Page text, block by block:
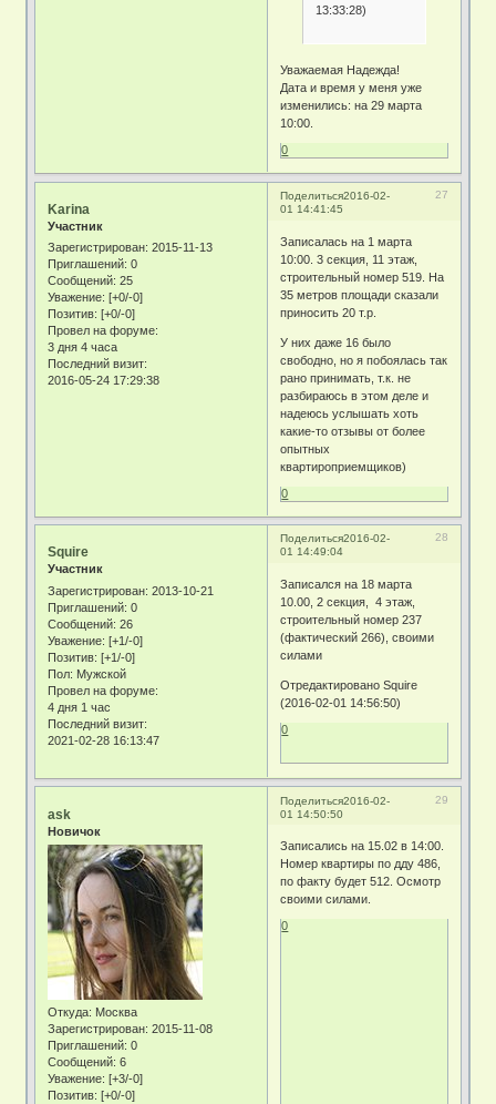
13:33:28)
Уважаемая Надежда!
Дата и время у меня уже
изменились: на 29 марта
10:00.
0
Поделиться 27
2016-02-
01 14:41:45
Karina
Участник
Зарегистрирован: 2015-11-13
Приглашений: 0
Сообщений: 25
Уважение: [+0/-0]
Позитив: [+0/-0]
Провел на форуме:
3 дня 4 часа
Последний визит:
2016-05-24 17:29:38
Записалась на 1 марта
10:00. 3 секция, 11 этаж,
строительный номер 519. На
35 метров площади сказали
приносить 20 т.р.
У них даже 16 было
свободно, но я побоялась так
рано принимать, т.к. не
разбираюсь в этом деле и
надеюсь услышать хоть
какие-то отзывы от более
опытных
квартироприемщиков)
0
Поделиться 28
2016-02-
01 14:49:04
Squire
Участник
Зарегистрирован: 2013-10-21
Приглашений: 0
Сообщений: 26
Уважение: [+1/-0]
Позитив: [+1/-0]
Пол: Мужской
Провел на форуме:
4 дня 1 час
Последний визит:
2021-02-28 16:13:47
Записался на 18 марта
10.00, 2 секция, 4 этаж,
строительный номер 237
(фактический 266), своими
силами
Отредактировано Squire
(2016-02-01 14:56:50)
0
Поделиться 29
2016-02-
01 14:50:50
ask
Новичок
Откуда: Москва
Зарегистрирован: 2015-11-08
Приглашений: 0
Сообщений: 6
Уважение: [+3/-0]
Позитив: [+0/-0]
Записались на 15.02 в 14:00.
Номер квартиры по дду 486,
по факту будет 512. Осмотр
своими силами.
0